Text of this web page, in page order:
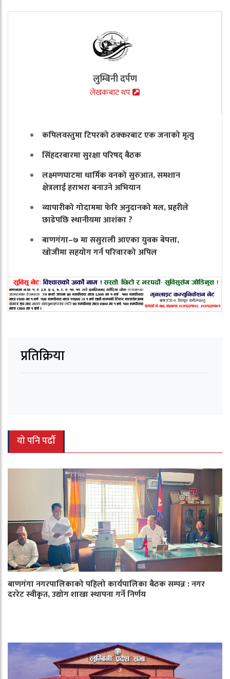
लुम्बिनी दर्पण
लेखकबाट थप
कपिलवस्तुमा टिपरको ठक्करबाट एक जनाको मृत्यु
सिंहदरबारमा सुरक्षा परिषद् बैठक
लक्ष्मणघाटमा धार्मिक वनको सुरुआत, समशान
क्षेत्रलाई हराभरा बनाउने अभियान
व्यापारीको गोदाममा फेरि अनुदानको मल, प्रहरीले
छाडेपछि स्थानीयमा आशंका ?
बाणगंगा–७ मा ससुराली आएका युवक बेपत्ता,
खोजीमा सहयोग गर्न परिवारको अपिल
प्रतिक्रिया
यो पनि पढौँ
बाणगंगा नगरपालिकाको पहिलो कार्यपालिका बैठक सम्पन्न : नगर
दररेट स्वीकृत, उद्योग शाखा स्थापना गर्ने निर्णय